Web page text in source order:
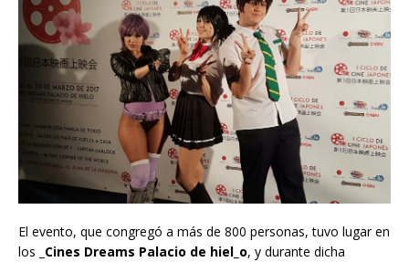
El evento, que congregó a más de 800 personas, tuvo lugar en
los
_Cines Dreams Palacio de hiel_o, y durante dicha